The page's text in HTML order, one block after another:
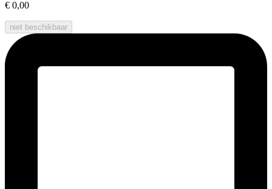
€ 0,00
niet beschikbaar